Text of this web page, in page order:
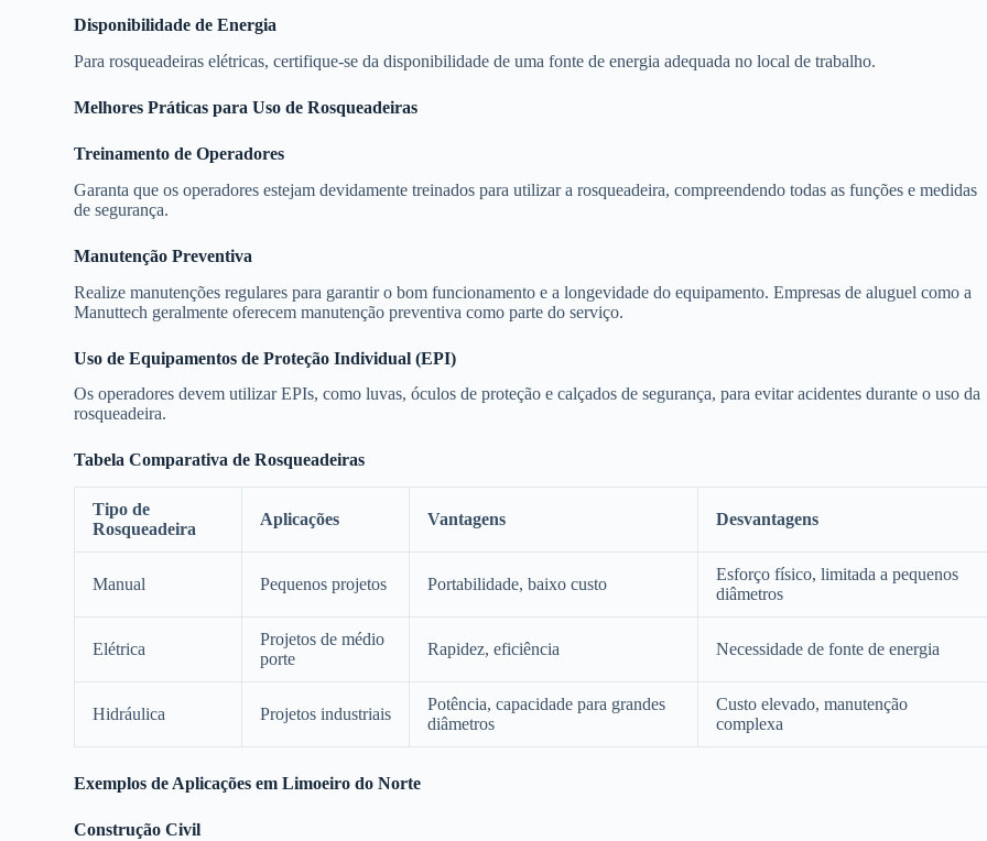
Disponibilidade de Energia
Para rosqueadeiras elétricas, certifique-se da disponibilidade de uma fonte de energia adequada no local de trabalho.
Melhores Práticas para Uso de Rosqueadeiras
Treinamento de Operadores
Garanta que os operadores estejam devidamente treinados para utilizar a rosqueadeira, compreendendo todas as funções e medidas
de segurança.
Manutenção Preventiva
Realize manutenções regulares para garantir o bom funcionamento e a longevidade do equipamento. Empresas de aluguel como a
Manuttech geralmente oferecem manutenção preventiva como parte do serviço.
Uso de Equipamentos de Proteção Individual (EPI)
Os operadores devem utilizar EPIs, como luvas, óculos de proteção e calçados de segurança, para evitar acidentes durante o uso da
rosqueadeira.
Tabela Comparativa de Rosqueadeiras
Tipo de
Rosqueadeira
Aplicações Vantagens Desvantagens
Manual Pequenos projetos Portabilidade, baixo custo
Esforço físico, limitada a pequenos
diâmetros
Elétrica
Projetos de médio
porte
Rapidez, eficiência Necessidade de fonte de energia
Hidráulica Projetos industriais
Potência, capacidade para grandes
diâmetros
Custo elevado, manutenção
complexa
Exemplos de Aplicações em Limoeiro do Norte
Construção Civil